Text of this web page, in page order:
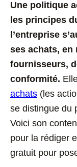
Une politique
les principes
l’entreprise
ses achats, en
fournisseurs,
conformité.
achats (les
se distingue du
Voici son
pour la rédiger
gratuit pour